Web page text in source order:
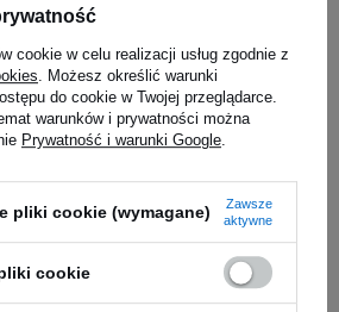
cookie w celu realizacji usług zgodnie z
. Możesz określić warunki
do cookie w Twojej przeglądarce.
warunków i prywatności można
Prywatność i warunki Google
pliki cookie (wymagane)
Zawsze
aktywne
cookie